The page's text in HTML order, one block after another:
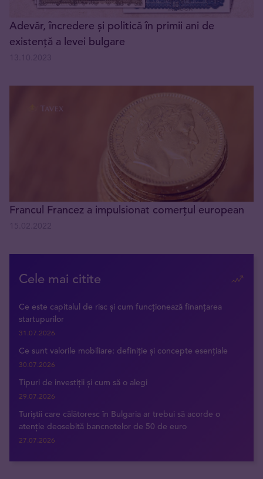
Adevăr, încredere și politică în primii ani de
existență a levei bulgare
Francul Francez a impulsionat comerțul european
Cele mai citite
Ce este capitalul de risc și cum funcționează finanțarea
startupurilor
31.07.2026
Ce sunt valorile mobiliare: definiție și concepte esențiale
30.07.2026
Tipuri de investiții și cum să o alegi
29.07.2026
Turiștii care călătoresc în Bulgaria ar trebui să acorde o
atenție deosebită bancnotelor de 50 de euro
27.07.2026